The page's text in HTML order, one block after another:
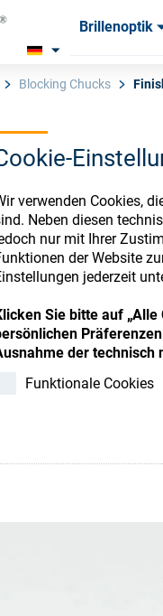
verwenden Cookies,
Neben diesen
nur mit Ihrer
der Website
jederzeit
Sie bitte auf
der technisch
Funktionale Cookies
Brillenoptik
Blocking Chucks
or Sign-